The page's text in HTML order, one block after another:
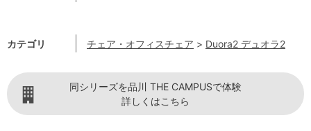
カテゴリ チェア・オフィスチェア > Duora2 デュオラ2
同シリーズを品川 THE CAMPUSで体験
詳しくはこちら